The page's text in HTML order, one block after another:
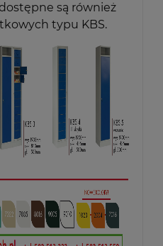
są również
typu KBS.